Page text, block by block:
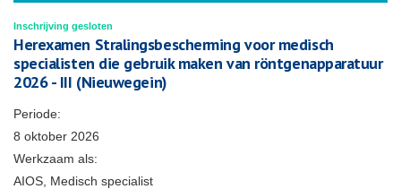
Inschrijving gesloten
Herexamen Stralingsbescherming voor medisch
specialisten die gebruik maken van röntgenapparatuur
2026 - III (Nieuwegein)
Periode:
8 oktober 2026
Werkzaam als:
AIOS, Medisch specialist